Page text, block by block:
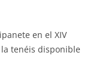
en el XIV
tenéis disponible